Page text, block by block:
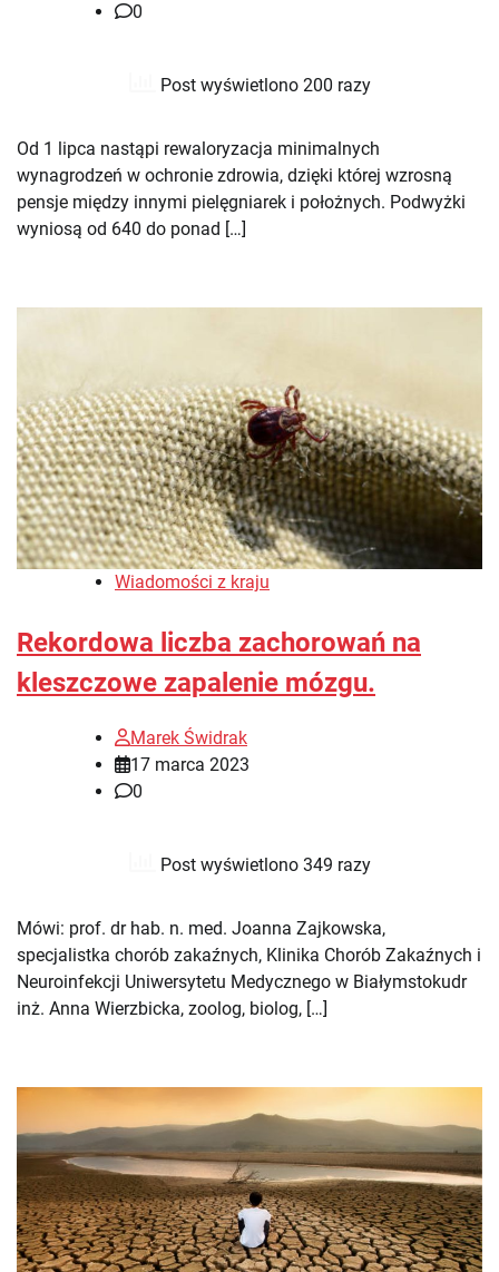
0
Post wyświetlono 200 razy
Od 1 lipca nastąpi rewaloryzacja minimalnych
wynagrodzeń w ochronie zdrowia, dzięki której wzrosną
pensje między innymi pielęgniarek i położnych. Podwyżki
wyniosą od 640 do ponad […]
Wiadomości z kraju
Rekordowa liczba zachorowań na
kleszczowe zapalenie mózgu.
Marek Świdrak
17 marca 2023
0
Post wyświetlono 349 razy
Mówi: prof. dr hab. n. med. Joanna Zajkowska,
specjalistka chorób zakaźnych, Klinika Chorób Zakaźnych i
Neuroinfekcji Uniwersytetu Medycznego w Białymstokudr
inż. Anna Wierzbicka, zoolog, biolog, […]